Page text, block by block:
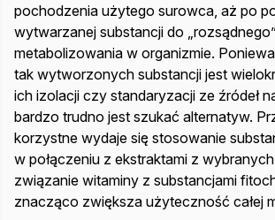
pochodzenia użytego surowca, aż po
wytwarzanej substancji do
metabolizowania w organizmie.
tak wytworzonych substancji jest
ich izolacji czy standaryzacji ze źródeł
bardzo trudno jest szukać alternatyw.
korzystne wydaje się stosowanie
w połączeniu z ekstraktami z
związanie witaminy z substancjami
znacząco zwiększa użyteczność całej